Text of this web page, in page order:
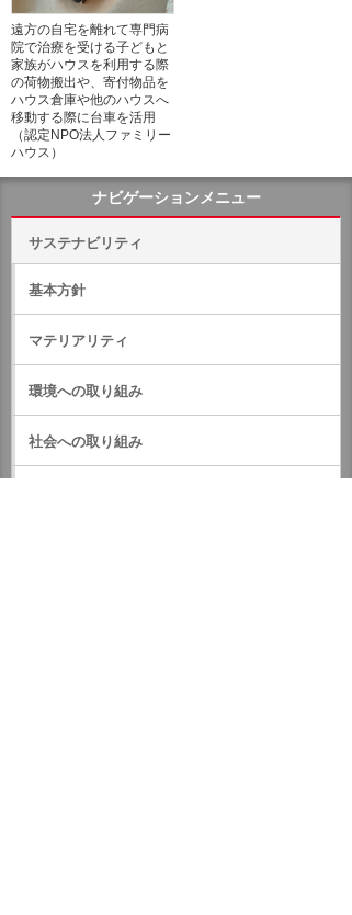
遠方の自宅を離れて専門病
院で治療を受ける子どもと
家族がハウスを利用する際
の荷物搬出や、寄付物品を
ハウス倉庫や他のハウスへ
移動する際に台車を活用
（認定NPO法人ファミリー
ハウス）
ナビゲーションメニュー
サステナビリティ
基本方針
マテリアリティ
環境への取り組み
社会への取り組み